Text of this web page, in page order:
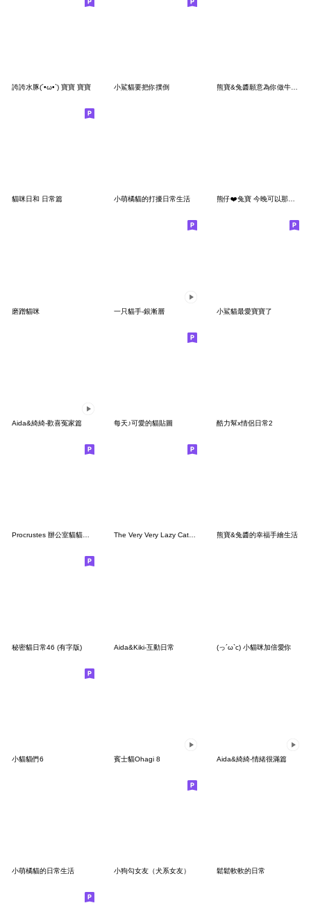
誇誇水豚(´•ω•`) 寶寶 寶寶 小鯊貓要把你撲倒 熊寶&兔醬願意為你做牛做馬
貓咪日和 日常篇 小萌橘貓的打擾日常生活 熊仔❤️兔寶 今晚可以那個嗎
磨蹭貓咪 一只貓手-銀漸層 小鯊貓最愛寶寶了
Aida&綺綺-歡喜冤家篇 每天♪可愛的貓貼圖 酷力幫x情侶日常2
Procrustes 辦公室貓貓貼圖系列 The Very Very Lazy Cat 6.0 (Wordless) 熊寶&兔醬的幸福手繪生活
秘密貓日常46 (有字版) Aida&Kiki-互動日常 (っ´ω`c) 小貓咪加倍愛你
小貓貓們6 賓士貓Ohagi 8 Aida&綺綺-情緒很滿篇
小萌橘貓的日常生活 小狗勾女友（犬系女友） 鬆鬆軟軟的日常